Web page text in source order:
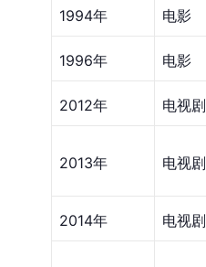
1994年 电影
1996年 电影
2012年 电视剧
2013年 电视剧
2014年 电视剧